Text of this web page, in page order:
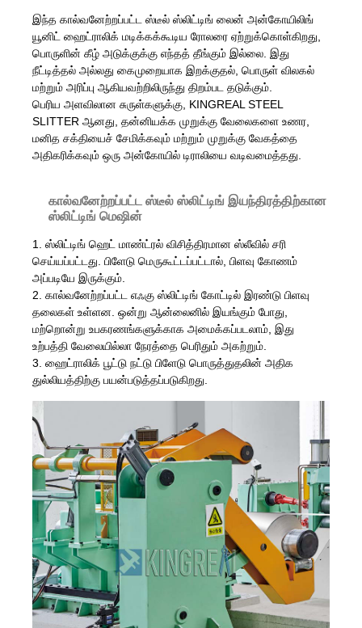
இந்த கால்வனேற்றப்பட்ட ஸ்டீல் ஸ்லிட்டிங் லைன் அன்கோயிலிங்
யூனிட் ஹைட்ராலிக் மடிக்கக்கூடிய ரோலரை ஏற்றுக்கொள்கிறது,
பொருளின் கீழ் அடுக்குக்கு எந்தத் தீங்கும் இல்லை. இது
நீட்டித்தல் அல்லது கைமுறையாக இறக்குதல், பொருள் விலகல்
மற்றும் அரிப்பு ஆகியவற்றிலிருந்து திறம்பட தடுக்கும்.
பெரிய அளவிலான சுருள்களுக்கு, KINGREAL STEEL
SLITTER ஆனது, தன்னியக்க முறுக்கு வேலைகளை உணர,
மனித சக்தியைச் சேமிக்கவும் மற்றும் முறுக்கு வேகத்தை
அதிகரிக்கவும் ஒரு அன்கோயில் டிராலியை வடிவமைத்தது.
கால்வனேற்றப்பட்ட ஸ்டீல் ஸ்லிட்டிங் இயந்திரத்திற்கான
ஸ்லிட்டிங் மெஷின்
1. ஸ்லிட்டிங் ஹெட் மாண்ட்ரல் விசித்திரமான ஸ்லீவில் சரி
செய்யப்பட்டது. பிளேடு மெருகூட்டப்பட்டால், பிளவு கோணம்
அப்படியே இருக்கும்.
2. கால்வனேற்றப்பட்ட எஃகு ஸ்லிட்டிங் கோட்டில் இரண்டு பிளவு
தலைகள் உள்ளன. ஒன்று ஆன்லைனில் இயங்கும் போது, ​​
மற்றொன்று உபகரணங்களுக்காக அமைக்கப்படலாம், இது
உற்பத்தி வேலையில்லா நேரத்தை பெரிதும் அகற்றும்.
3. ஹைட்ராலிக் பூட்டு நட்டு பிளேடு பொருத்துதலின் அதிக
துல்லியத்திற்கு பயன்படுத்தப்படுகிறது.